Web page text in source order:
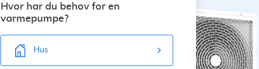
Hvor har du behov for en
varmepumpe?
Hus